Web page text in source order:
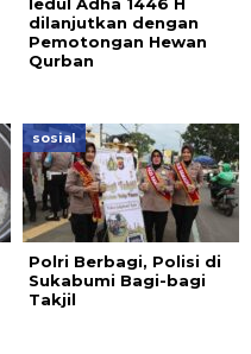
dilanjutkan dengan
Pemotongan Hewan
Qurban
sosial
Polri Berbagi, Polisi di
Sukabumi Bagi-bagi
Takjil